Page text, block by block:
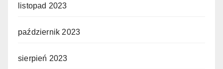
listopad 2023
październik 2023
sierpień 2023